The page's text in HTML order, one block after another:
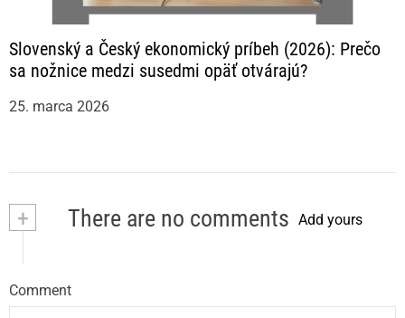
Slovenský a Český ekonomický príbeh (2026): Prečo
sa nožnice medzi susedmi opäť otvárajú?
25. marca 2026
+ There are no comments Add yours
Comment